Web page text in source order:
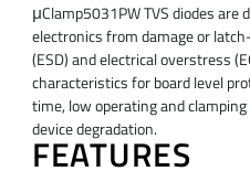
μClamp5031PW TVS diodes
electronics from damage or
(ESD) and electrical overstress
characteristics for board level
time, low operating and
device degradation.
FEATURES